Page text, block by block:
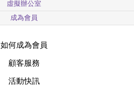
虛擬辦公室
成為會員
如何成為會員
顧客服務
活動快訊